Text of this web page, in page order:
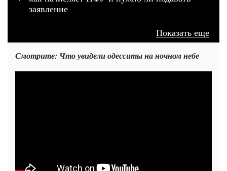
заявление
Показать еще
Смотрите: Что увидели одесситы на ночном небе